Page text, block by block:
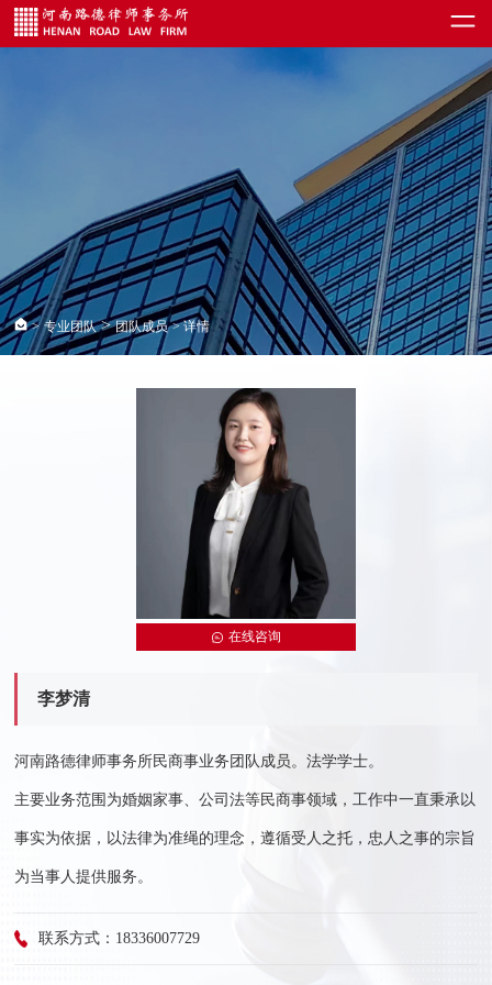
> 专业团队>团队成员 > 详情
李梦清
河南路德律师事务所民商事业务团队成员。法学学士。
主要业务范围为婚姻家事、公司法等民商事领域，工作中一直秉承以
事实为依据，以法律为准绳的理念，遵循受人之托，忠人之事的宗旨
为当事人提供服务。
联系方式：18336007729
在线咨询